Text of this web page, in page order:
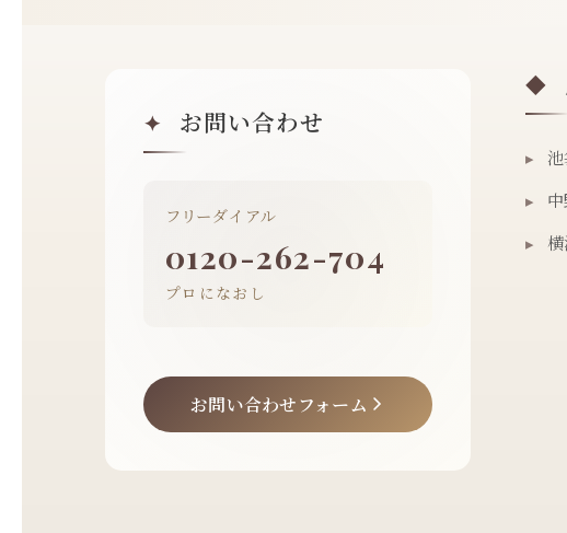
✦ お問い合わせ
フリーダイアル
0120-262-704
プロになおし
お問い合わせフォーム
◆
▸
▸
▸